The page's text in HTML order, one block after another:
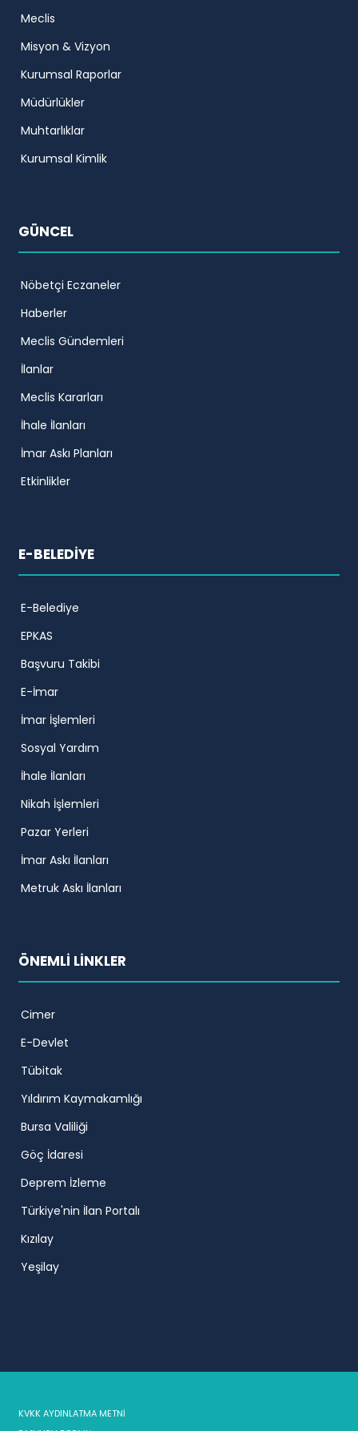
Meclis
Misyon & Vizyon
Kurumsal Raporlar
Müdürlükler
Muhtarlıklar
Kurumsal Kimlik
GÜNCEL
Nöbetçi Eczaneler
Haberler
Meclis Gündemleri
İlanlar
Meclis Kararları
İhale İlanları
İmar Askı Planları
Etkinlikler
E-BELEDİYE
E-Belediye
EPKAS
Başvuru Takibi
E-İmar
İmar İşlemleri
Sosyal Yardım
İhale İlanları
Nikah İşlemleri
Pazar Yerleri
İmar Askı İlanları
Metruk Askı İlanları
ÖNEMLİ LİNKLER
Cimer
E-Devlet
Tübitak
Yıldırım Kaymakamlığı
Bursa Valiliği
Göç İdaresi
Deprem İzleme
Türkiye'nin İlan Portalı
Kızılay
Yeşilay
KVKK AYDINLATMA METNİ